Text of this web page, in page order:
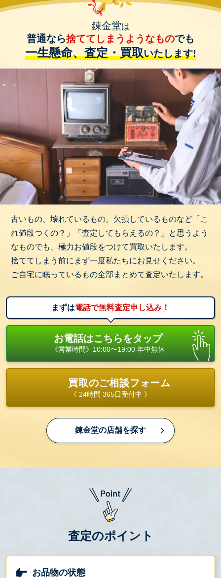
錬金堂は
普通なら捨ててしまうようなものでも
一生懸命、査定・買取いたします!
古いもの、壊れているもの、欠損しているものなど「こ
れ値段つくの？」「査定してもらえるの？」と思うよう
なものでも、極力お値段をつけて買取いたします。
捨ててしまう前にまず一度私たちにお見せください。
ご自宅に眠っているもの全部まとめて査定いたします。
まずは電話で無料査定申し込み！
お電話はこちらをタップ
《営業時間》10:00〜19:00 年中無休
買取のご相談フォーム
《 24時間 365日受付中 》
錬金堂の店舗を探す
査定のポイント
お品物の状態